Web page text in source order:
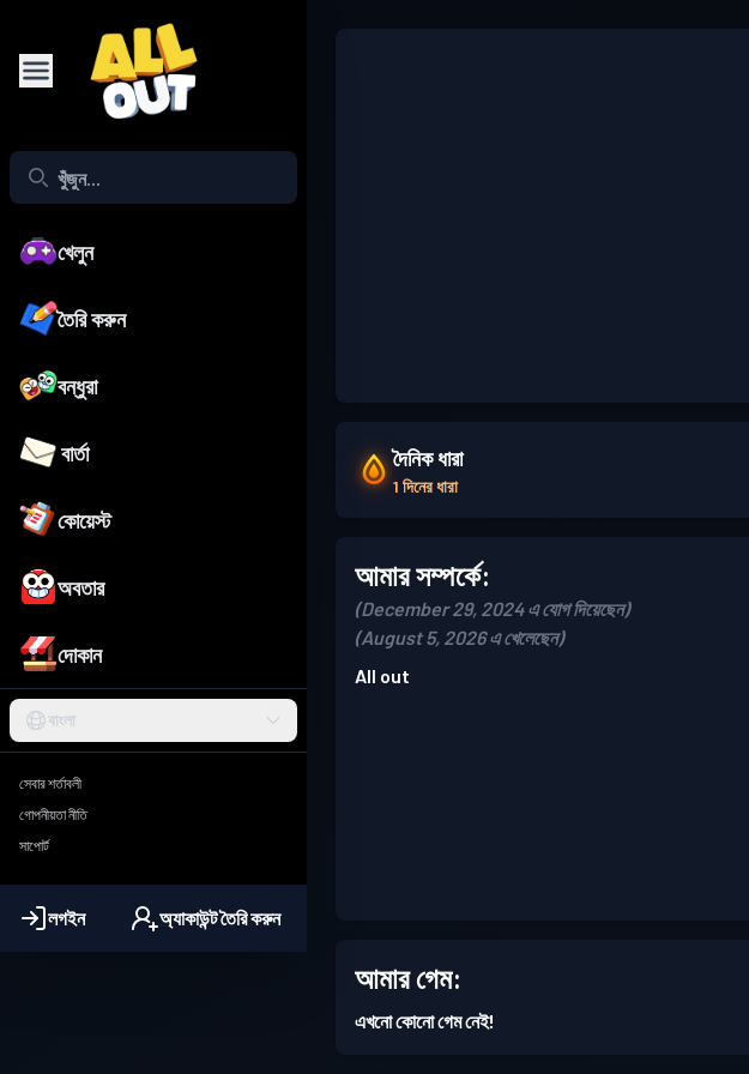
খেলুন
তৈরি করুন
বন্ধুরা
বার্তা
কোয়েস্ট
অবতার
দোকান
বাংলা
সেবার শর্তাবলী
গোপনীয়তা নীতি
সাপোর্ট
লগইন অ্যাকাউন্ট তৈরি করুন
দৈনিক ধারা
1 দিনের ধারা
আমার সম্পর্কে:
(December 29, 2024 এ যোগ দিয়েছেন)
(August 5, 2026 এ খেলেছেন)
All out
আমার গেম:
এখনো কোনো গেম নেই!